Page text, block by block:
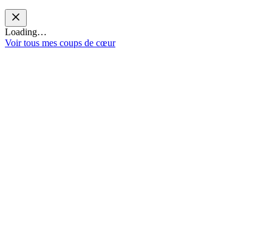
Loading…
Voir tous mes coups de cœur